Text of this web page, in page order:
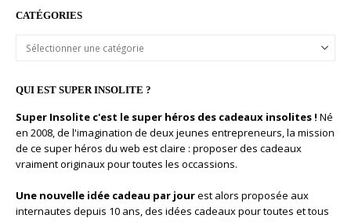
CATÉGORIES
Catégories
QUI EST SUPER INSOLITE ?
Super Insolite c'est le super héros des cadeaux insolites ! Né
en 2008, de l'imagination de deux jeunes entrepreneurs, la mission
de ce super héros du web est claire : proposer des cadeaux
vraiment originaux pour toutes les occassions.
Une nouvelle idée cadeau par jourest alors proposée aux
internautes depuis 10 ans, des idées cadeaux pour toutes et tous